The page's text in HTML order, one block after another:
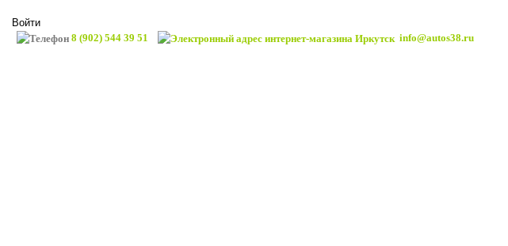
Войти
8 (902) 544 39 51
info@autos38.ru